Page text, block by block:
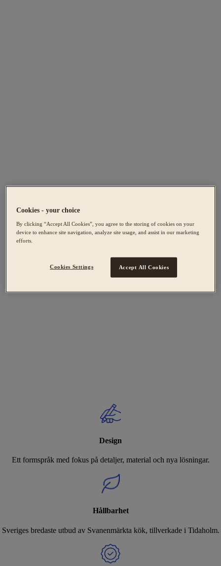
Design
Ett formspråk med fokus på detaljer, material och nya lösningar.
Hållbarhet
Sveriges bredaste utbud av Svanenmärkta kök, tillverkade i Tidaholm.
Cookies - your choice
By clicking “Accept All Cookies”, you agree to the storing of cookies on your
device to enhance site navigation, analyze site usage, and assist in our marketing
efforts.
Cookies Settings Accept All Cookies